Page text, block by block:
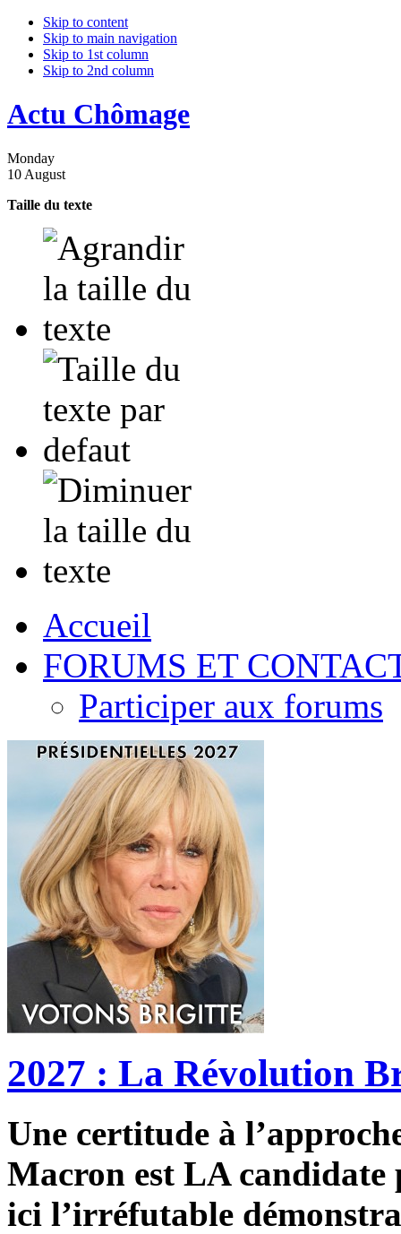
Skip to content
Skip to main navigation
Skip to 1st column
Skip to 2nd column
Actu Chômage
Monday
10 August
Taille du texte
Accueil
FORUMS ET
Participer aux forums
2027 : La Révolution
Une certitude à
Macron est LA candidate
ici l’irréfutable